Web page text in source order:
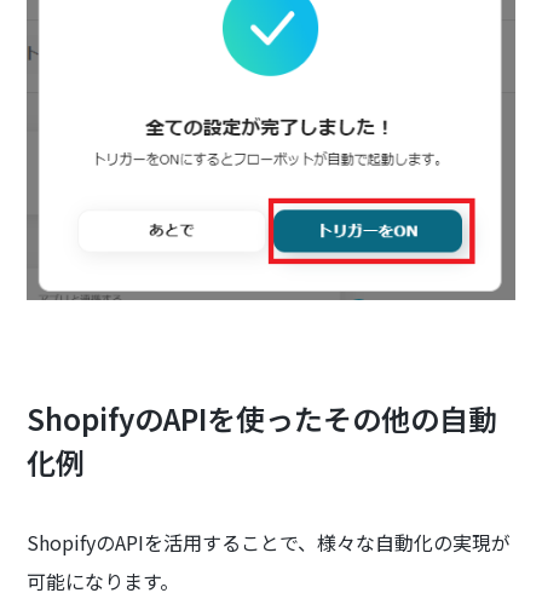
ShopifyのAPIを使ったその他の自動
化例
ShopifyのAPIを活用することで、様々な自動化の実現が
可能になります。